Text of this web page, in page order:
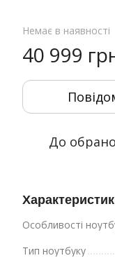
Немає в наявності
40 999
До
Особливості
Тип ноутбуку